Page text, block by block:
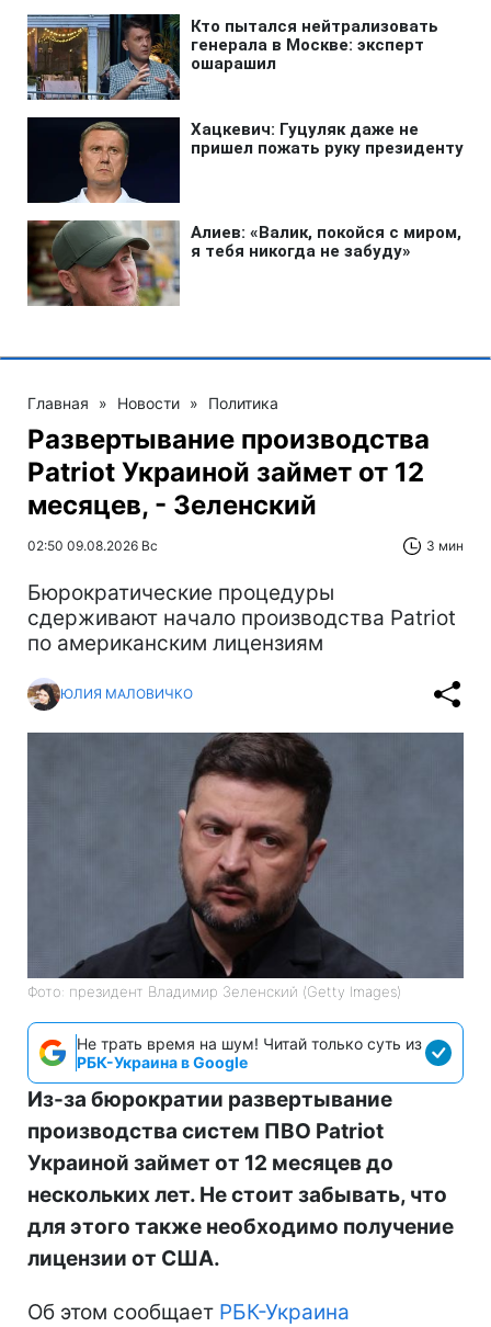
Главная » Новости » Политика
Развертывание производства
Patriot Украиной займет от 12
месяцев, - Зеленский
02:50 09.08.2026 Вс 3 мин
Бюрократические процедуры
сдерживают начало производства Patriot
по американским лицензиям
ЮЛИЯ МАЛОВИЧКО
Фото: президент Владимир Зеленский (Getty Images)
Не трать время на шум! Читай только суть из
РБК-Украина в Google
Из-за бюрократии развертывание
производства систем ПВО Patriot
Украиной займет от 12 месяцев до
нескольких лет. Не стоит забывать, что
для этого также необходимо получение
лицензии от США.
Об этом сообщает РБК-Украина